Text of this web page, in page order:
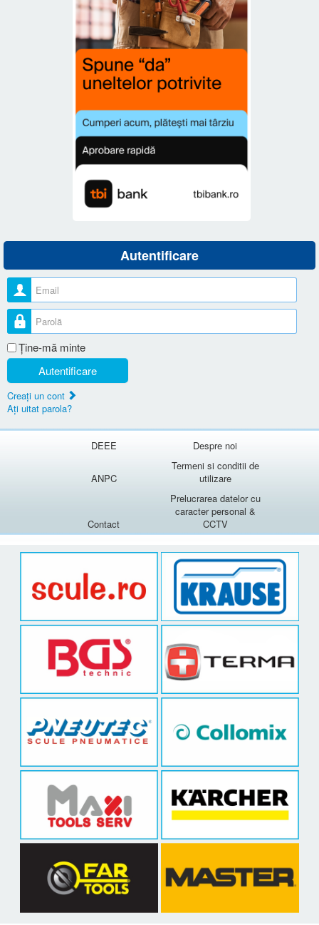
Autentificare
Nume utilizator
Parolă
Ţine-mă minte
Autentificare
Creaţi un cont
Aţi uitat parola?
DEEE Despre noi
ANPC
Termeni si conditii de
utilizare
Contact
Prelucrarea datelor cu
caracter personal &
CCTV